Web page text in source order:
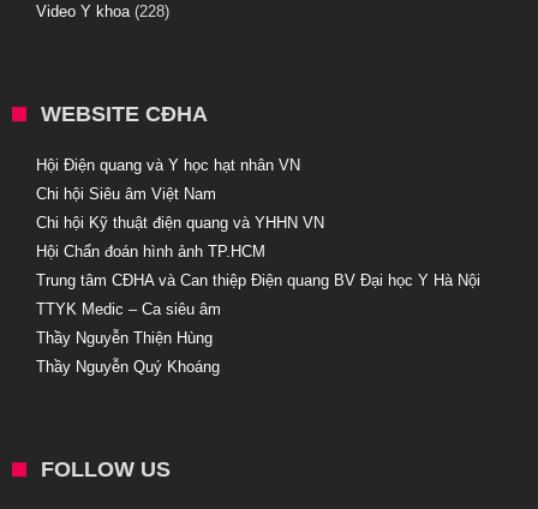
Video Y khoa(228)
WEBSITE CĐHA
Hội Điện quang và Y học hạt nhân VN
Chi hội Siêu âm Việt Nam
Chi hội Kỹ thuật điện quang và YHHN VN
Hội Chẩn đoán hình ảnh TP.HCM
Trung tâm CĐHA và Can thiệp Điện quang BV Đại học Y Hà Nội
TTYK Medic – Ca siêu âm
Thầy Nguyễn Thiện Hùng
Thầy Nguyễn Quý Khoáng
FOLLOW US